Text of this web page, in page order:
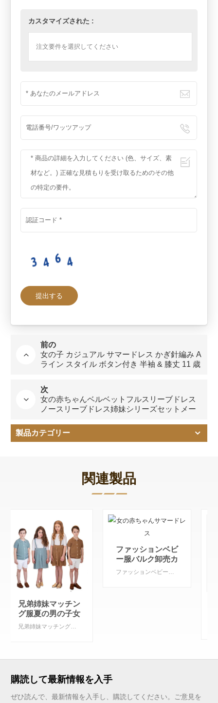
カスタマイズされた :
前の
女の子 カジュアル サマードレス かぎ針編み A
ライン スタイル ボタン付き 半袖 & 膝丈 11 歳
次
女の赤ちゃんベルベットフルスリーブドレス
ノースリーブドレス姉妹シリーズセットメー
製品カテゴリー
関連製品
ファッションベビ
ー服バルク卸売カ
スタム服キッズガ
ールズ
もっと見る
購読して最新情報を入手
ぜひ読んで、最新情報を入手し、購読してください。ご意見を